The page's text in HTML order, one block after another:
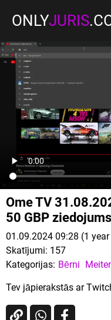
ONLYJURIS
Ome TV
50 GBP ziedojums
01.09.2024 09:28 (1
Skatījumi: 157
Kategorijas: Bērni
Tev jāpierakstās ar